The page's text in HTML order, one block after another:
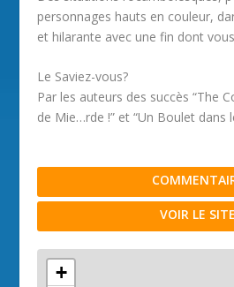
personnages hauts en couleur,
et hilarante avec une fin dont
Le Saviez-vous?
Par les auteurs des succès “The
de Mie…rde !” et “Un Boulet dans
VOIR LE SITE
+